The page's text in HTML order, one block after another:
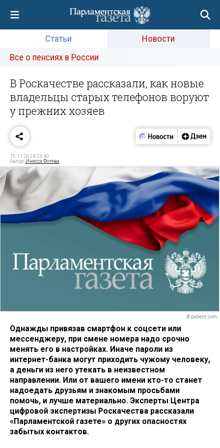
Статьи
Новости
Все о пенсиях в России
В Роскачестве рассказали, как новые
владельцы старых телефонов воруют
у прежних хозяев
15.11.2024 23:40
Автор: Инесса Фотева
© pxhere.com
Однажды привязав смартфон к соцсети или
мессенджеру, при смене номера надо срочно
менять его в настройках. Иначе пароли из
интернет-банка могут приходить чужому человеку,
а деньги из него утекать в неизвестном
направлении. Или от вашего имени кто-то станет
надоедать друзьям и знакомым просьбами
помочь, и лучше материально. Эксперты Центра
цифровой экспертизы Роскачества рассказали
«Парламентской газете» о других опасностях
забытых контактов.